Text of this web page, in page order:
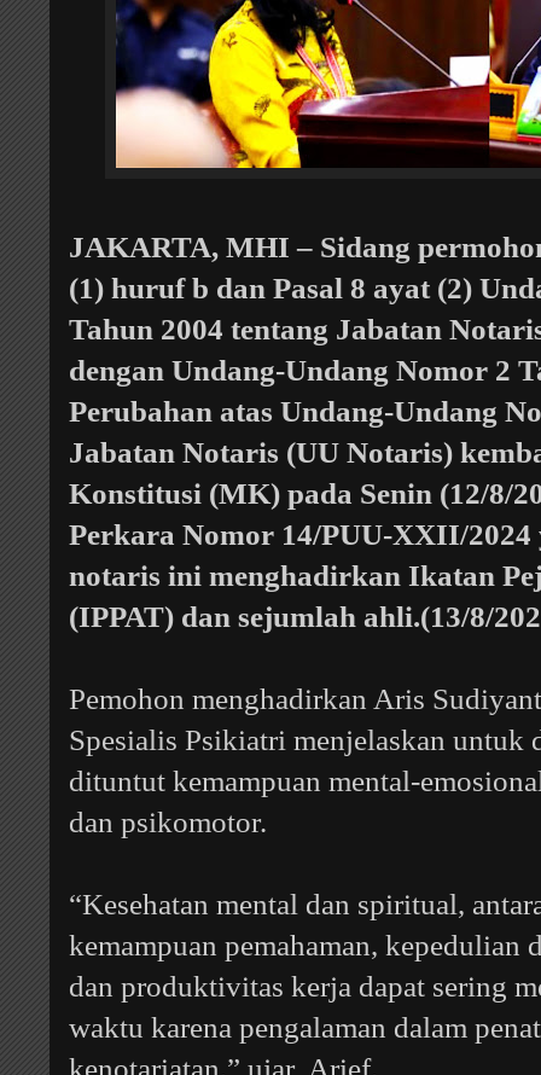
JAKARTA, MHI – Sidang
(1) huruf b dan Pasal 8 ayat (2)
Tahun 2004 tentang Jabatan
dengan Undang-Undang Nomor 2
Perubahan atas Undang-Undang
Jabatan Notaris (UU Notaris)
Konstitusi (MK) pada Senin (12/8/
Perkara Nomor 14/PUU-XXII/2024
notaris ini menghadirkan Ikatan
(IPPAT) dan sejumlah ahli.(13/8/
Pemohon menghadirkan Aris
Spesialis Psikiatri menjelaskan
dituntut kemampuan mental-
dan psikomotor.
“Kesehatan mental dan spiritual,
kemampuan pemahaman, kepedulian
dan produktivitas kerja dapat sering
waktu karena pengalaman dalam
kenotariatan,” ujar Arief.